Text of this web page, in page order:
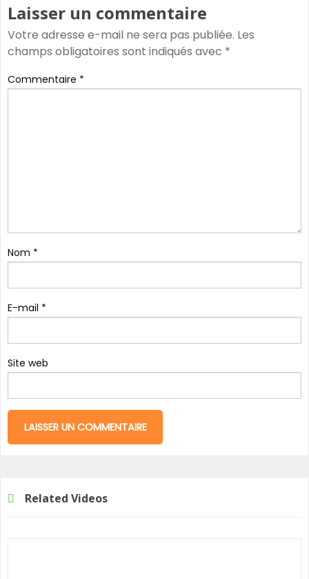
Laisser un commentaire
Votre adresse e-mail ne sera pas publiée. Les
champs obligatoires sont indiqués avec *
Commentaire *
Nom *
E-mail *
Site web
Related Videos